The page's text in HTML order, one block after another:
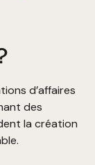
d’affaires
des
la création